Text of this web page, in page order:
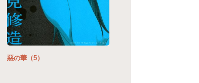
惡の華（5）